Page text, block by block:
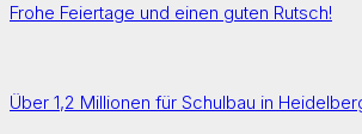
Frohe Feiertage und einen guten Rutsch!
Über 1,2 Millionen für Schulbau in